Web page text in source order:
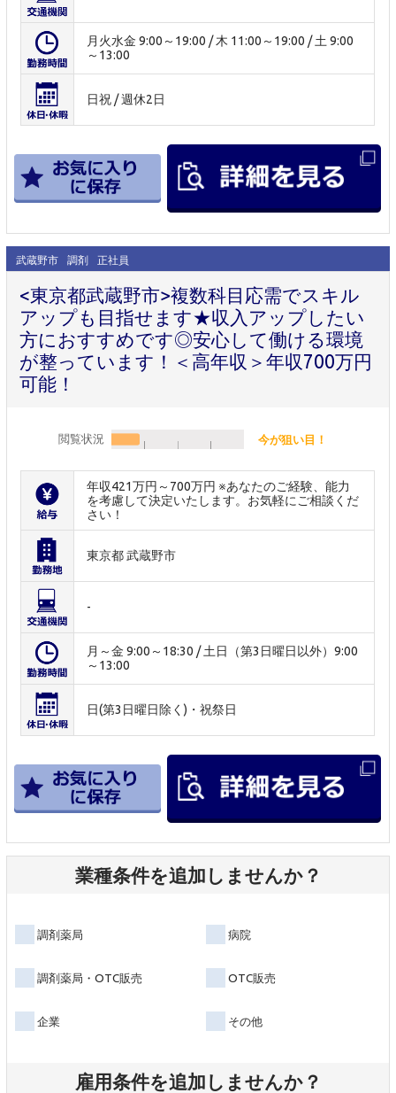
月火水金 9:00～19:00 / 木 11:00～19:00 / 土 9:00
～13:00
日祝 / 週休2日
武蔵野市 調剤 正社員
<東京都武蔵野市>複数科目応需でスキル
アップも目指せます★収入アップしたい
方におすすめです◎安心して働ける環境
が整っています！＜高年収＞年収700万円
可能！
閲覧状況 今が狙い目！
年収421万円～700万円 ※あなたのご経験、能力
を考慮して決定いたします。お気軽にご相談くだ
さい！
東京都 武蔵野市
-
月～金 9:00～18:30 / 土日（第3日曜日以外）9:00
～13:00
日(第3日曜日除く)・祝祭日
業種条件を追加しませんか？
調剤薬局 病院
調剤薬局・OTC販売 OTC販売
企業 その他
雇用条件を追加しませんか？